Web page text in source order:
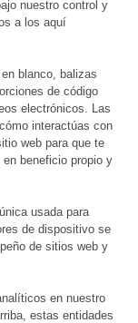
nuestro control y
a los aquí
blanco, balizas
de código
electrónicos. Las
interactúas con
web para que te
beneficio propio y
usada para
de dispositivo se
de sitios web y
en nuestro
estas entidades